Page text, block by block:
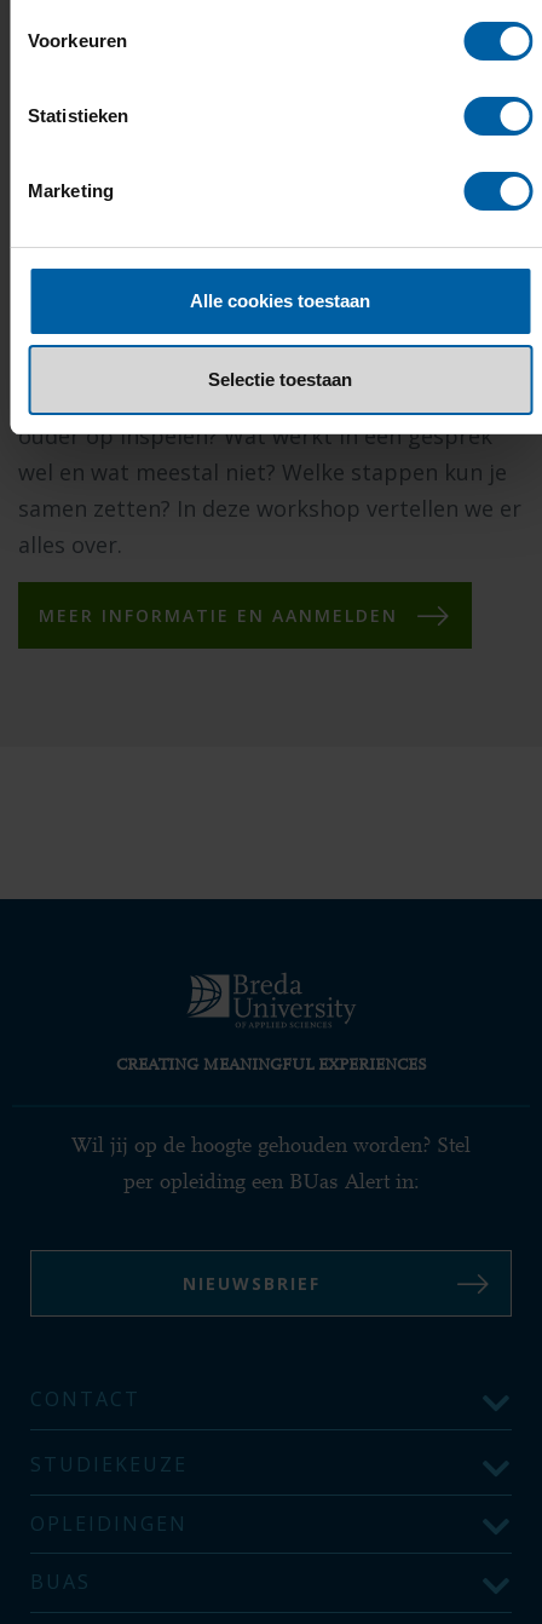
Voorkeuren
Statistieken
Marketing
Alle cookies toestaan
Selectie toestaan
Een studie kiezen: hoe kun je als ouder
ouder op inspelen? Wat werkt in een gesprek
wel en wat meestal niet? Welke stappen kun je
samen zetten? In deze workshop vertellen we er
alles over.
MEER INFORMATIE EN AANMELDEN
CREATING MEANINGFUL EXPERIENCES
Wil jij op de hoogte gehouden worden? Stel
per opleiding een BUas Alert in:
NIEUWSBRIEF
CONTACT
STUDIEKEUZE
OPLEIDINGEN
BUAS